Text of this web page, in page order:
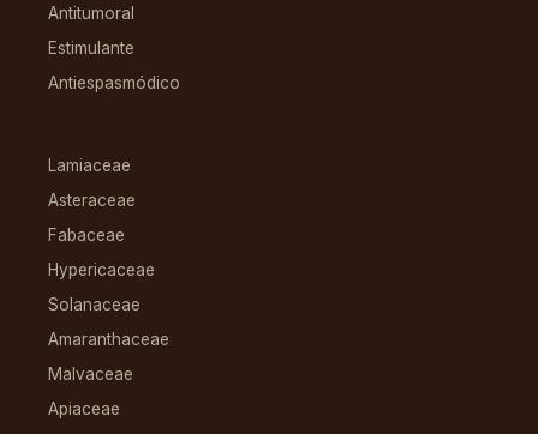
Antitumoral
Estimulante
Antiespasmódico
Lamiaceae
Asteraceae
Fabaceae
Hypericaceae
Solanaceae
Amaranthaceae
Malvaceae
Apiaceae